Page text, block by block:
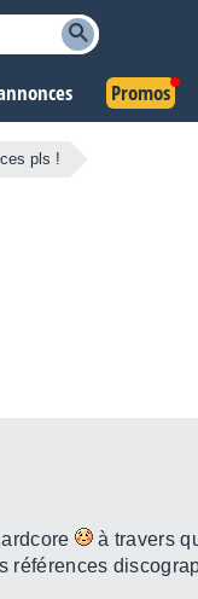
Promos
pls !
à travers
références